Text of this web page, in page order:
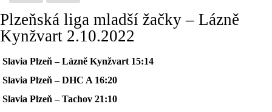
Plzeňská liga mladší žačky – Lázně
Kynžvart 2.10.2022
Slavia Plzeň – Lázně Kynžvart 15:14
Slavia Plzeň – DHC A 16:20
Slavia Plzeň – Tachov 21:10